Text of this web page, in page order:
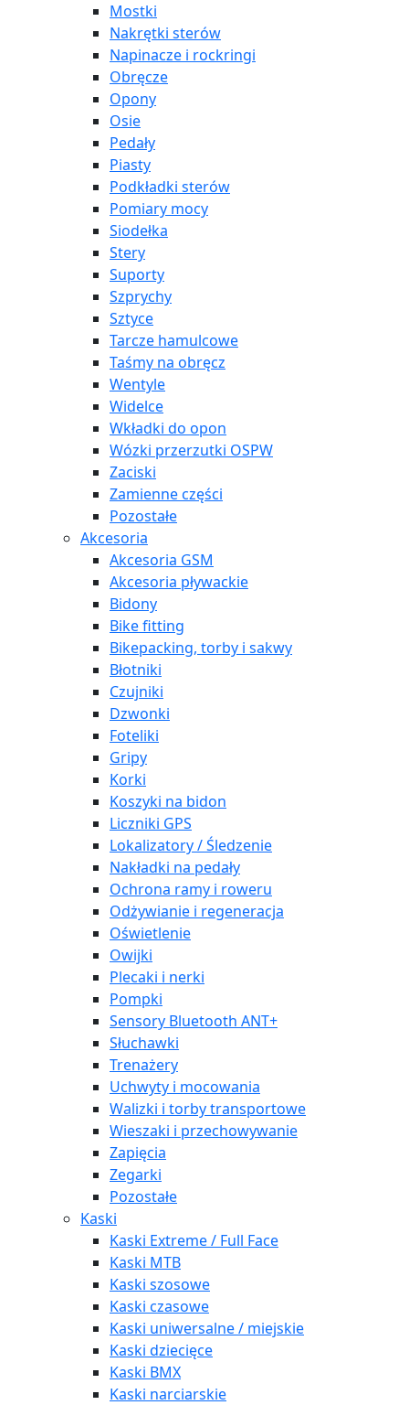
Mostki
Nakrętki sterów
Napinacze i rockringi
Obręcze
Opony
Osie
Pedały
Piasty
Podkładki sterów
Pomiary mocy
Siodełka
Stery
Suporty
Szprychy
Sztyce
Tarcze hamulcowe
Taśmy na obręcz
Wentyle
Widelce
Wkładki do opon
Wózki przerzutki OSPW
Zaciski
Zamienne części
Pozostałe
Akcesoria
Akcesoria GSM
Akcesoria pływackie
Bidony
Bike fitting
Bikepacking, torby i sakwy
Błotniki
Czujniki
Dzwonki
Foteliki
Gripy
Korki
Koszyki na bidon
Liczniki GPS
Lokalizatory / Śledzenie
Nakładki na pedały
Ochrona ramy i roweru
Odżywianie i regeneracja
Oświetlenie
Owijki
Plecaki i nerki
Pompki
Sensory Bluetooth ANT+
Słuchawki
Trenażery
Uchwyty i mocowania
Walizki i torby transportowe
Wieszaki i przechowywanie
Zapięcia
Zegarki
Pozostałe
Kaski
Kaski Extreme / Full Face
Kaski MTB
Kaski szosowe
Kaski czasowe
Kaski uniwersalne / miejskie
Kaski dziecięce
Kaski BMX
Kaski narciarskie